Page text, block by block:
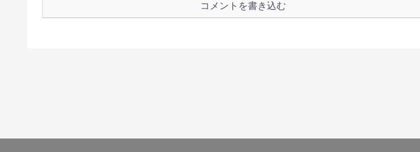
コメントを書き込む